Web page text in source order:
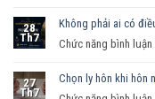
28
Th7
Không phải ai có
Chức năng bình
27
Th7
Chọn ly hôn khi hôn